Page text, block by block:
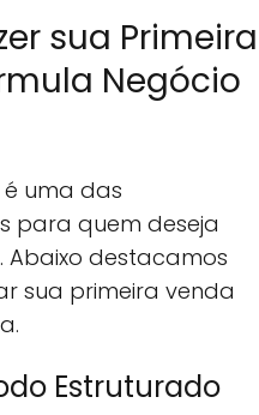
sua Primeira
Negócio
é uma das
para quem deseja
Abaixo destacamos
sua primeira venda
Estruturado